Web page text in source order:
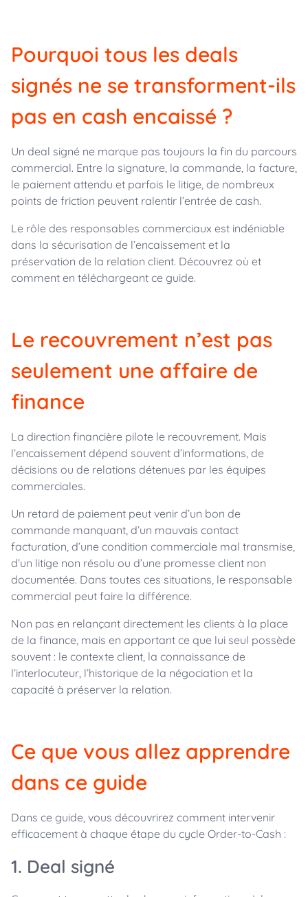
Pourquoi tous les deals
signés ne se transforment-ils
pas en cash encaissé ?
Un deal signé ne marque pas toujours la fin du parcours
commercial. Entre la signature, la commande, la facture,
le paiement attendu et parfois le litige, de nombreux
points de friction peuvent ralentir l’entrée de cash.
Le rôle des responsables commerciaux est indéniable
dans la sécurisation de l’encaissement et la
préservation de la relation client. Découvrez où et
comment en téléchargeant ce guide.
Le recouvrement n’est pas
seulement une affaire de
finance
La direction financière pilote le recouvrement. Mais
l’encaissement dépend souvent d’informations, de
décisions ou de relations détenues par les équipes
commerciales.
Un retard de paiement peut venir d’un bon de
commande manquant, d’un mauvais contact
facturation, d’une condition commerciale mal transmise,
d’un litige non résolu ou d’une promesse client non
documentée. Dans toutes ces situations, le responsable
commercial peut faire la différence.
Non pas en relançant directement les clients à la place
de la finance, mais en apportant ce que lui seul possède
souvent : le contexte client, la connaissance de
l’interlocuteur, l’historique de la négociation et la
capacité à préserver la relation.
Ce que vous allez apprendre
dans ce guide
Dans ce guide, vous découvrirez comment intervenir
efficacement à chaque étape du cycle Order-to-Cash :
1. Deal signé